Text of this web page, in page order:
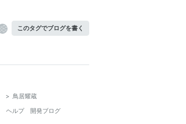
このタグでブログを書く
> 鳥居耀蔵
ヘルプ
開発ブログ